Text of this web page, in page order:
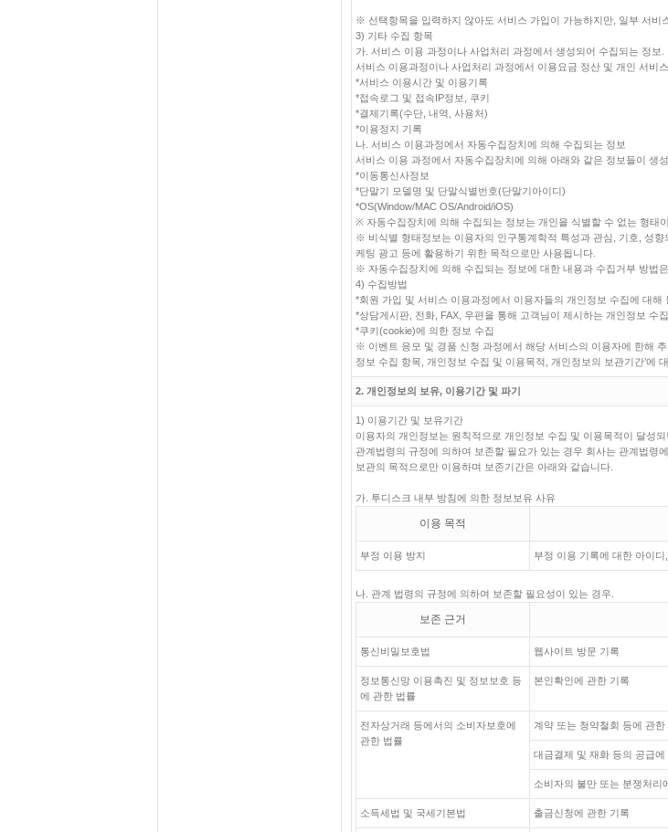
※ 선택항목을 입력하지 않아도 서비스 가입이 가능하지만, 일부 서비
3) 기타 수집 항목
가. 서비스 이용 과정이나 사업처리 과정에서 생성되어 수집되는 정보.
서비스 이용과정이나 사업처리 과정에서 이용요금 정산 및 개인 서비
*서비스 이용시간 및 이용기록
*접속로그 및 접속IP정보, 쿠키
*결제기록(수단, 내역, 사용처)
*이용정지 기록
나. 서비스 이용과정에서 자동수집장치에 의해 수집되는 정보
서비스 이용 과정에서 자동수집장치에 의해 아래와 같은 정보들이 생
*이동통신사정보
*단말기 모델명 및 단말식별번호(단말기아이디)
*OS(Window/MAC OS/Android/iOS)
※ 자동수집장치에 의해 수집되는 정보는 개인을 식별할 수 없는 형태
※ 비식별 형태정보는 이용자의 인구통계학적 특성과 관심, 기호, 성
케팅 광고 등에 활용하기 위한 목적으로만 사용됩니다.
※ 자동수집장치에 의해 수집되는 정보에 대한 내용과 수집거부 방법
4) 수집방법
*회원 가입 및 서비스 이용과정에서 이용자들의 개인정보 수집에 대해
*상담게시판, 전화, FAX, 우편을 통해 고객님이 제시하는 개인정보 수집
*쿠키(cookie)에 의한 정보 수집
※ 이벤트 응모 및 경품 신청 과정에서 해당 서비스의 이용자에 한해
정보 수집 항목, 개인정보 수집 및 이용목적, 개인정보의 보관기간’에
2. 개인정보의 보유, 이용기간 및 파기
1) 이용기간 및 보유기간
이용자의 개인정보는 원칙적으로 개인정보 수집 및 이용목적이 달성
관계법령의 규정에 의하여 보존할 필요가 있는 경우 회사는 관계법령
보관의 목적으로만 이용하며 보존기간은 아래와 같습니다.
가. 투디스크 내부 방침에 의한 정보보유 사유
이용 목적
부정 이용 방지 부정 이용 기록에 대한 아이디
나. 관계 법령의 규정에 의하여 보존할 필요성이 있는 경우.
보존 근거
통신비밀보호법 웹사이트 방문 기록
정보통신망 이용촉진 및 정보보호 등
에 관한 법률
본인확인에 관한 기록
전자상거래 등에서의 소비자보호에
관한 법률
계약 또는 청약철회 등에 관한
대금결제 및 재화 등의 공급에
소비자의 불만 또는 분쟁처리
소득세법 및 국세기본법 출금신청에 관한 기록